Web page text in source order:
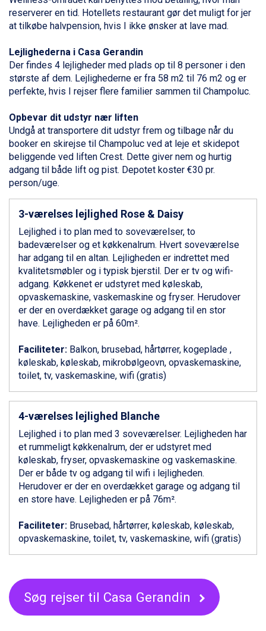
Wagrain fra DKK 4.645
Ischgl fra DKK 7.095
Zell am See fra DKK 4.095
Livigno fra DKK 4.145
Canazei fra DKK 4.745
Ponte di Legno fra DKK 4.745
Bad Gastein fra DKK 4.195
Sauze dOulx fra DKK 4.045
Arabba fra DKK 7.045
La Thuile fra DKK 4.595
Val Thorens fra DKK 5.395
Cervinia fra DKK 5.295
Passo Tonale fra DKK 3.795
Saalbach fra DKK 5.945
Sölden fra DKK 8.445
Champoluc fra DKK 3.795
Sestriere fra DKK 4.395
Fieberbrunn fra DKK 6.145
Wagrain fra DKK 4.645
Ischgl fra DKK 7.095
St. Anton fra DKK 7.245
Zell am See fra DKK 4.095
Canazei fra DKK 4.745
Ponte di Legno fra DKK 4.745
Alleghe fra DKK 5.595
Bad Gastein fra DKK 4.195
Sauze dOulx fra DKK 4.045
Arabba fra DKK 7.045
La Thuile fra DKK 4.595
Val Thorens fra DKK 5.395
Cervinia fra DKK 5.295
Bad Hofgastein fra DKK 5.495
Passo Tonale fra DKK 3.795
Saalbach fra DKK 5.945
Sölden fra DKK 8.445
Champoluc fra DKK 3.795
Sestriere fra DKK 4.395
Zell am See fra DKK 4.095
Livigno fra DKK 4.145
reserverer en tid. Hotellets restaurant gør det muligt for jer
at tilkøbe halvpension, hvis I ikke ønsker at lave mad.
Lejlighederna i Casa Gerandin
Der findes 4 lejligheder med plads op til 8 personer i den
største af dem. Lejlighederne er fra 58 m2 til 76 m2 og er
perfekte, hvis I rejser flere familier sammen til Champoluc.
Opbevar dit udstyr nær liften
Undgå at transportere dit udstyr frem og tilbage når du
booker en skirejse til Champoluc ved at leje et skidepot
beliggende ved liften Crest. Dette giver nem og hurtig
adgang til både lift og pist. Depotet koster €30 pr.
person/uge.
3-værelses lejlighed Rose & Daisy
Lejlighed i to plan med to soveværelser, to
badeværelser og et køkkenalrum. Hvert soveværelse
har adgang til en altan. Lejligheden er indrettet med
kvalitetsmøbler og i typisk bjerstil. Der er tv og wifi-
adgang. Køkkenet er udstyret med køleskab,
opvaskemaskine, vaskemaskine og fryser. Herudover
er der en overdækket garage og adgang til en stor
have. Lejligheden er på 60m².
Faciliteter: Balkon, brusebad, hårtørrer, kogeplade ,
køleskab, køleskab, mikrobølgeovn, opvaskemaskine,
toilet, tv, vaskemaskine, wifi (gratis)
4-værelses lejlighed Blanche
Lejlighed i to plan med 3 soveværelser. Lejligheden har
et rummeligt køkkenalrum, der er udstyret med
køleskab, fryser, opvaskemaskine og vaskemaskine.
Der er både tv og adgang til wifi i lejligheden.
Herudover er der en overdækket garage og adgang til
en store have. Lejligheden er på 76m².
Faciliteter: Brusebad, hårtørrer, køleskab, køleskab,
opvaskemaskine, toilet, tv, vaskemaskine, wifi (gratis)
Søg rejser til Casa Gerandin